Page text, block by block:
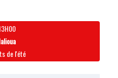
de l'été